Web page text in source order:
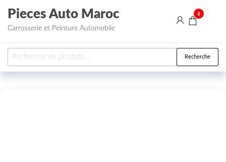
Aller au contenu
Pieces Auto Maroc
Carrosserie et Peinture Automobile
0
Recherche pour : Recherche